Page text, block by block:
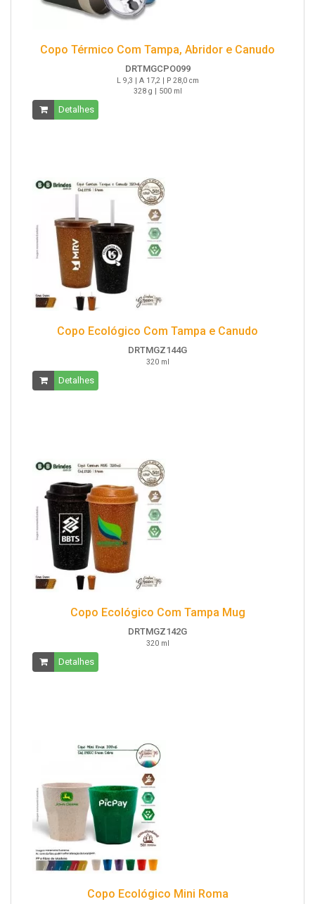
Copo Térmico Com Tampa, Abridor e Canudo
DRTMGCPO099
L 9,3 | A 17,2 | P 28,0 cm
328 g | 500 ml
Detalhes
Copo Ecológico Com Tampa e Canudo
DRTMGZ144G
320 ml
Detalhes
Copo Ecológico Com Tampa Mug
DRTMGZ142G
320 ml
Detalhes
Copo Ecológico Mini Roma